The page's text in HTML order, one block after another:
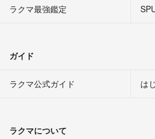
ラクマ最強鑑定
ガイド
ラクマ公式ガイド は
ラクマについて